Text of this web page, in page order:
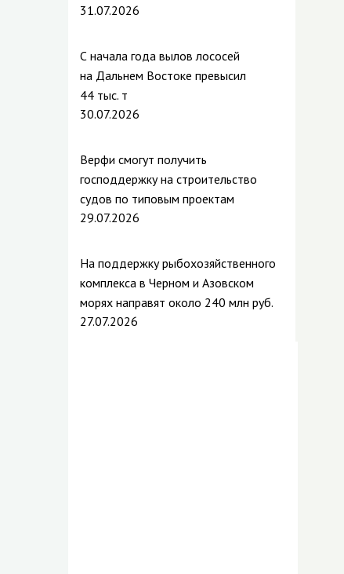
31.07.2026
С начала года вылов лососей
на Дальнем Востоке превысил
44 тыс. т
30.07.2026
Верфи смогут получить
господдержку на строительство
судов по типовым проектам
29.07.2026
На поддержку рыбохозяйственного
комплекса в Черном и Азовском
морях направят около 240 млн руб.
27.07.2026